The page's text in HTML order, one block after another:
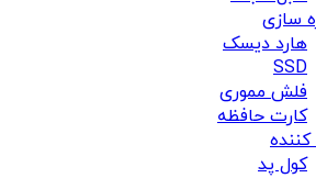
سازی
هارد دیسک
SSD
فلش مموری
کارت حافظه
کول پد